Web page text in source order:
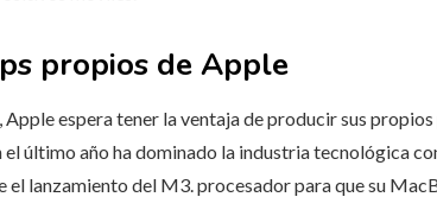
propios de Apple
Apple espera tener la ventaja de producir sus
último año ha dominado la industria tecnológica
el lanzamiento del M3. procesador para que su